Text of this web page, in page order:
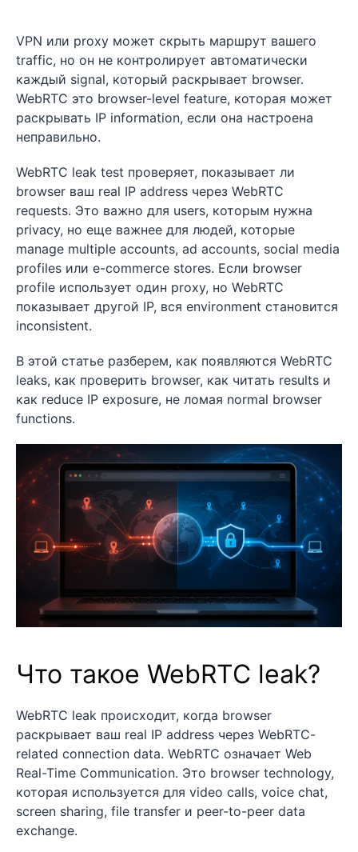
VPN или proxy может скрыть маршрут вашего
traffic, но он не контролирует автоматически
каждый signal, который раскрывает browser.
WebRTC это browser-level feature, которая может
раскрывать IP information, если она настроена
неправильно.
WebRTC leak test проверяет, показывает ли
browser ваш real IP address через WebRTC
requests. Это важно для users, которым нужна
privacy, но еще важнее для людей, которые
manage multiple accounts, ad accounts, social media
profiles или e-commerce stores. Если browser
profile использует один proxy, но WebRTC
показывает другой IP, вся environment становится
inconsistent.
В этой статье разберем, как появляются WebRTC
leaks, как проверить browser, как читать results и
как reduce IP exposure, не ломая normal browser
functions.
Что такое WebRTC leak?
WebRTC leak происходит, когда browser
раскрывает ваш real IP address через WebRTC-
related connection data. WebRTC означает Web
Real-Time Communication. Это browser technology,
которая используется для video calls, voice chat,
screen sharing, file transfer и peer-to-peer data
exchange.